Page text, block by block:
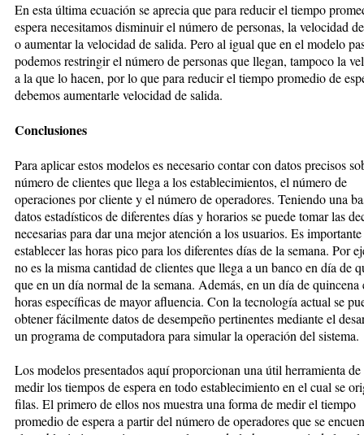
En esta última ecuación se aprecia que para reducir el tiempo
espera necesitamos disminuir el número de personas, la velocidad
o aumentar la velocidad de salida. Pero al igual que en el modelo
podemos restringir el número de personas que llegan, tampoco la
a la que lo hacen, por lo que para reducir el tiempo promedio de
debemos aumentarle velocidad de salida.
Conclusiones
Para aplicar estos modelos es necesario contar con datos precisos
número de clientes que llega a los establecimientos, el número de
operaciones por cliente y el número de operadores. Teniendo una
datos estadísticos de diferentes días y horarios se puede tomar las
necesarias para dar una mejor atención a los usuarios. Es importante
establecer las horas pico para los diferentes días de la semana. Por
no es la misma cantidad de clientes que llega a un banco en día de
que en un día normal de la semana. Además, en un día de quincena
horas específicas de mayor afluencia. Con la tecnología actual se
obtener fácilmente datos de desempeño pertinentes mediante el
un programa de computadora para simular la operación del sistema.
Los modelos presentados aquí proporcionan una útil herramienta
medir los tiempos de espera en todo establecimiento en el cual se
filas. El primero de ellos nos muestra una forma de medir el tiempo
promedio de espera a partir del número de operadores que se